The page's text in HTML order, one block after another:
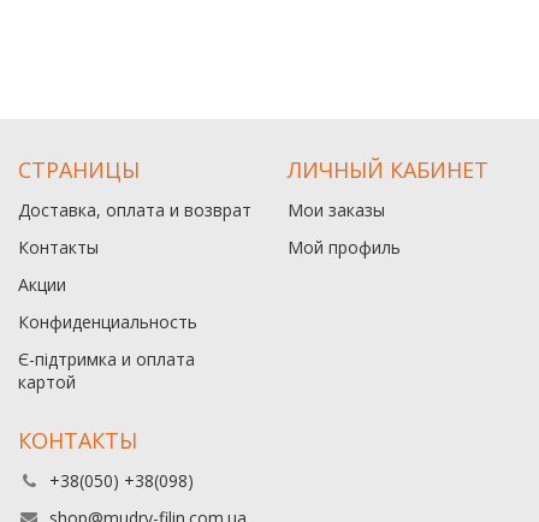
СТРАНИЦЫ
Доставка, оплата и возврат
Контакты
Акции
Конфиденциальность
Є-підтримка и оплата
картой
ЛИЧНЫЙ КАБИНЕТ
Мои заказы
Мой профиль
КОНТАКТЫ
+38(050) +38(098)